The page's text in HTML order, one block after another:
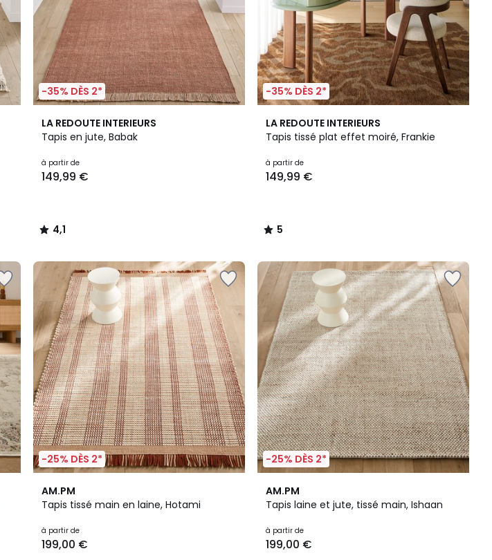
-35% DÈS 2*
LA REDOUTE INTERIEURS
Tapis en jute, Babak
à partir de
149,99 €
4,1
/ 5
4,1
/
-35% DÈS 2*
LA REDOUTE INTERIEURS
Tapis tissé plat effet moiré, Frankie
à partir de
149,99 €
5
/
5
/
-25% DÈS 2*
AM.PM
Tapis tissé main en laine, Hotami
à partir de
199,00 €
3,5
/ 5
-25% DÈS 2*
AM.PM
Tapis laine et jute, tissé main, Ishaan
à partir de
199,00 €
3,9
/ 5